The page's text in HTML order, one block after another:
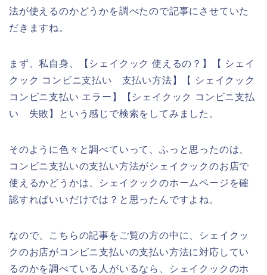
法が使えるのかどうかを調べたので記事にさせていた
だきますね。
まず、私自身、【シェイクック 使えるの？】【 シェイ
クック コンビニ支払い 支払い方法】【 シェイクック
コンビニ支払い エラー】【シェイクック コンビニ支払
い 失敗】という感じで検索をしてみました。
そのように色々と調べていって、ふっと思ったのは、
コンビニ支払いの支払い方法がシェイクックのお店で
使えるかどうかは、シェイクックのホームページを確
認すればいいだけでは？と思ったんですよね。
なので、こちらの記事をご覧の方の中に、シェイクッ
クのお店がコンビニ支払いの支払い方法に対応してい
るのかを調べている人がいるなら、シェイクックのホ